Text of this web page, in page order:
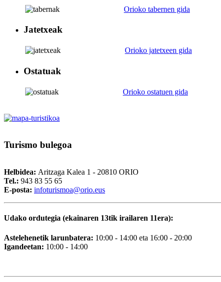
Orioko tabernen gida
Jatetxeak
Orioko jatetxeen gida
Ostatuak
Orioko ostatuen gida
Turismo bulegoa
Helbidea: Aritzaga Kalea 1 - 20810 ORIO
Tel.: 943 83 55 65
E-posta: infoturismoa@orio.eus
Udako ordutegia (ekainaren 13tik irailaren 11era):
Astelehenetik larunbatera: 10:00 - 14:00 eta 16:00 - 20:00
Igandeetan: 10:00 - 14:00